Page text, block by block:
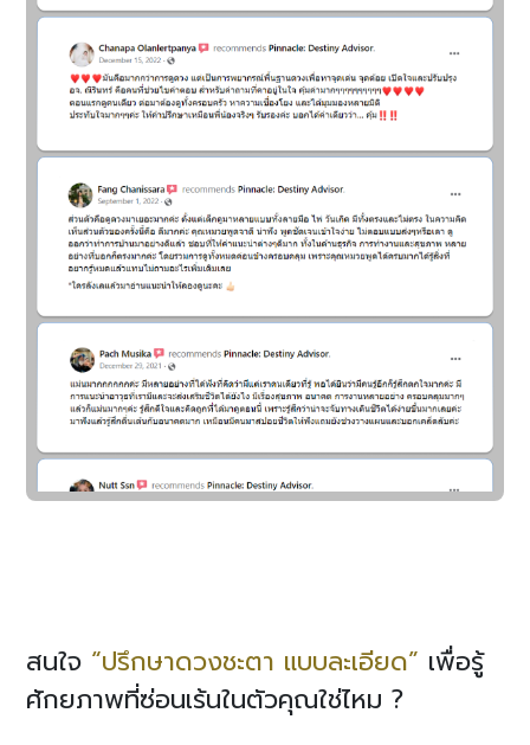
ลูกค้า ไม่ว่าจะเป็นอีเวนต์เปิดตัวสินค้า กิจกรรม
ส่งเสริมการขาย หรือแคมเปญสร้างแบรนด์
เปลี่ยนกิจกรรมทางการตลาดให้เป็นเครื่องมือทรง
พลัง ที่ทั้งดึงดูด สร้างการจดจำ และกระตุ้นยอด
ขายไปพร้อมกัน!🚀
สนใจแพ็กเกจ
นำพาองค์กรสู่ความสำเร็จด้วยกลยุทธ์ที่เชื่อมโยง
ระหว่างศาสตร์โบราณและแนวคิดการบริหารยุคใหม่
เพราะผู้นำที่ดี ไม่ใช่แค่คนที่เก่งที่สุด แต่คือคนที่
รู้จักใช้ศักยภาพของตนเองและทีมได้อย่างชาญ
ฉลาด!
สนใจแพ็กเกจ
สนใจ “ปรึกษาดวงชะตา แบบละเอียด” เพื่อรู้
ศักยภาพที่ซ่อนเร้นในตัวคุณใช่ไหม ?